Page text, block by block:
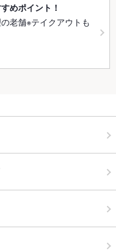
めポイント！
老舗※テイクアウトも